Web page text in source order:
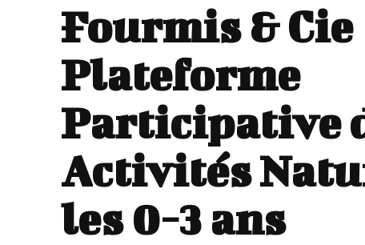
Fourmis & Cie
Plateforme
Participative
Activités
les 0-3 ans